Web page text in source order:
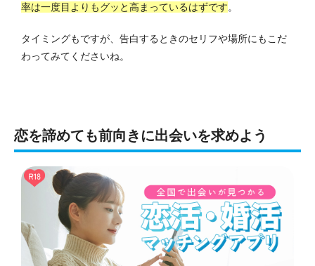
率は一度目よりもグッと高まっているはずです。
タイミングもですが、告白するときのセリフや場所にもこだ
わってみてくださいね。
恋を諦めても前向きに出会いを求めよう